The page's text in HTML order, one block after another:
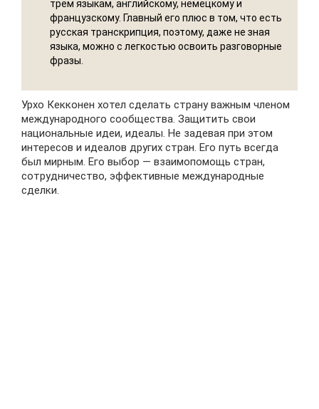
трем языкам, английскому, немецкому и
французскому. Главный его плюс в том, что есть
русская транскрипция, поэтому, даже не зная
языка, можно с легкостью освоить разговорные
фразы.
Урхо Кекконен хотел сделать страну важным членом
международного сообщества. Защитить свои
национальные идеи, идеалы. Не задевая при этом
интересов и идеалов других стран. Его путь всегда
был мирным. Его выбор — взаимопомощь стран,
сотрудничество, эффективные международные
сделки.